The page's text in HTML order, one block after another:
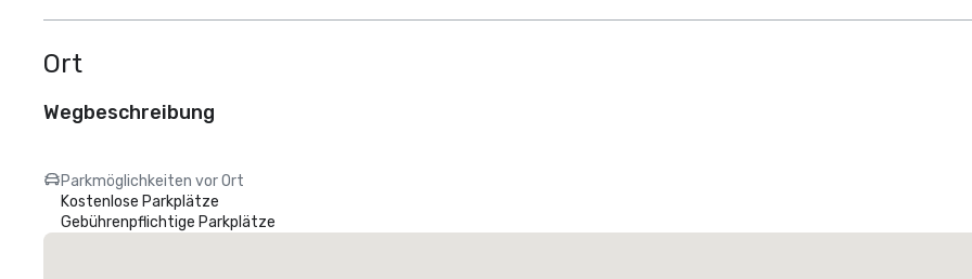
Ort
Wegbeschreibung
Parkmöglichkeiten vor Ort
Kostenlose Parkplätze
Gebührenpflichtige Parkplätze